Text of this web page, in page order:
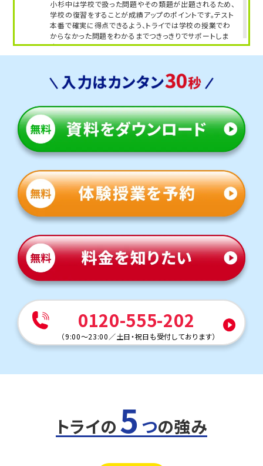
小杉中は学校で扱った問題やその類題が出題されるため、
学校の復習をすることが成績アップのポイントです。テスト
本番で確実に得点できるよう、トライでは学校の授業でわ
からなかった問題をわかるまでつきっきりでサポートしま
す。
・公立高校入試対策コース
・定期テスト・内申点対策コース
山室中学校
トライは学校から車で約10分と通塾しやすい距離にありま
す。多くの生徒さまが学校や部活後に通塾しています。
定期テスト対策
数学（教科書：東京書籍）
山室中は授業で扱った問題や類題が中心となるため、理解
を定着させることが重要です。トライでは学校で解けなか
った問題を一つひとつ克服し、自信を持ってテスト本番に臨
英語（教科書：東京書籍）
山室中は学校で扱った問題やその類題が出題されるため、
学校の復習をすることが成績アップのポイントです。テスト
本番で確実に得点できるよう、トライでは学校の授業でわ
す。
・定期テスト・内申点対策コース
・公立入試対策コース
東部中学校
で通塾する生徒さまも多くいます。気軽に通える距離なの
数学（教科書：東京書籍）
東部中は学校で扱った問題やその応用がテストに出題さ
れることが多いため、学校の復習が得点アップのポイント
0120-555-202
（9:00～23:00 ／土日・祝日も受付しております）
トライの 5 つの強み